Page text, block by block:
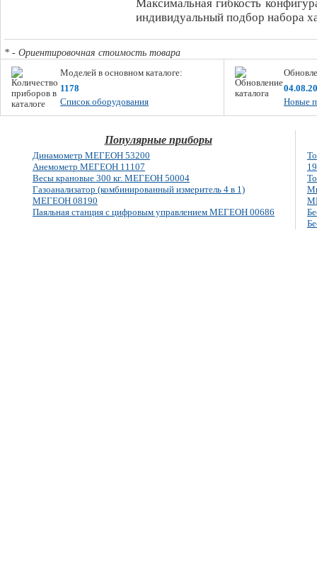
Максимальная гибкость
индивидуальный подбор набора
* - Ориентировочная стоимость товара
Моделей в основном каталоге:
1178
Список оборудования
Новые
Популярные приборы
Динамометр МЕГЕОН 53200
Анемометр МЕГЕОН 11107
Весы крановые 300 кг. МЕГЕОН 50004
Газоанализатор (комбинированный измеритель 4 в 1)
МЕГЕОН 08190
Паяльная станция с цифровым управлением МЕГЕОН 00686